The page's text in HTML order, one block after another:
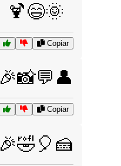
🍹😄🌞
Copiar
🎉📸💬👤
Copiar
🎉🤣🎈🍰